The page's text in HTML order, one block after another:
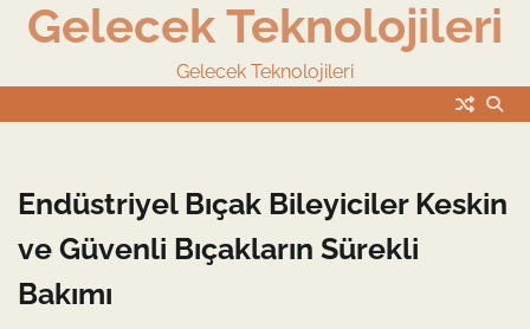
SkipGelecek Teknolojileri
Gelecek Teknolojileri
Endüstriyel Bıçak Bileyiciler Keskin
ve Güvenli Bıçakların Sürekli
Bakımı